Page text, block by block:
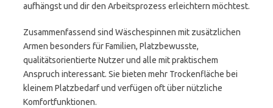
aufhängst und dir den Arbeitsprozess erleichtern möchtest.
Zusammenfassend sind Wäschespinnen mit zusätzlichen
Armen besonders für Familien, Platzbewusste,
qualitätsorientierte Nutzer und alle mit praktischem
Anspruch interessant. Sie bieten mehr Trockenfläche bei
kleinem Platzbedarf und verfügen oft über nützliche
Komfortfunktionen.